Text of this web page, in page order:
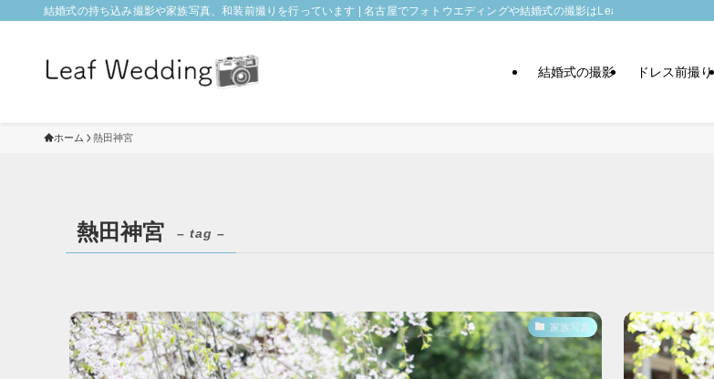
結婚式の持ち込み撮影や家族写真、和装前撮りを行っています | 名古屋でフォトウエディングや結婚式の撮影はLeaf wedding
結婚式の撮影 ドレス前撮り
ホーム 熱田神宮
熱田神宮 – tag –
家族写真